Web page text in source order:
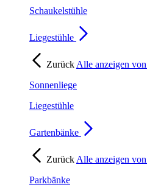
Schaukelstühle
Liegestühle
Zurück Alle anzeigen von
Sonnenliege
Liegestühle
Gartenbänke
Zurück Alle anzeigen von
Parkbänke